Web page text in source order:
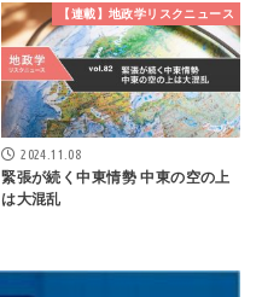
【連載】地政学リスクニュース
2024.11.08
緊張が続く中東情勢 中東の空の上
は大混乱